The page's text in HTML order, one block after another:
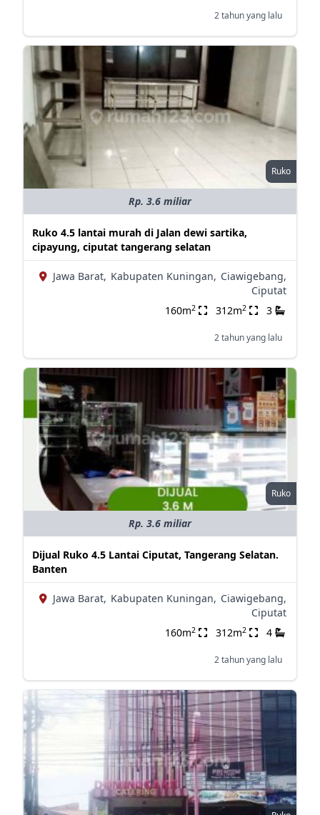
2 tahun yang lalu
Ruko
Rp. 3.6 miliar
Ruko 4.5 lantai murah di Jalan dewi sartika,
cipayung, ciputat tangerang selatan
Jawa Barat, Kabupaten Kuningan, Ciawigebang,
Ciputat
160m2 312m2 3
2 tahun yang lalu
Ruko
Rp. 3.6 miliar
Dijual Ruko 4.5 Lantai Ciputat, Tangerang Selatan.
Banten
Jawa Barat, Kabupaten Kuningan, Ciawigebang,
Ciputat
160m2 312m2 4
2 tahun yang lalu